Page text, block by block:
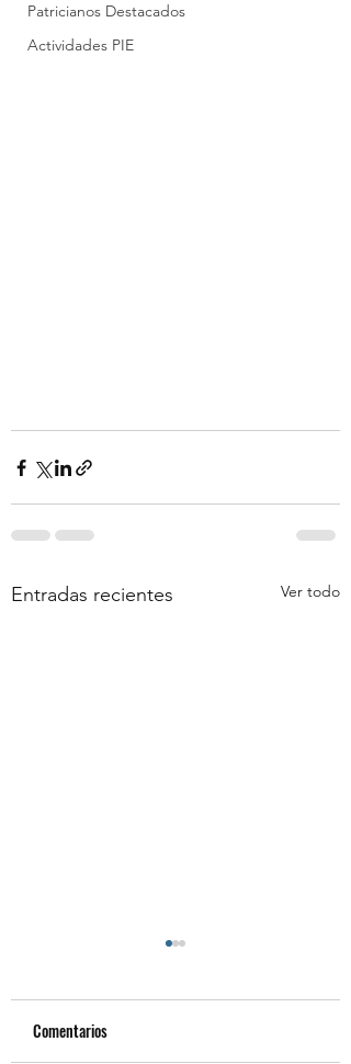
Patricianos Destacados
Actividades PIE
Entradas recientes Ver todo
Comentarios